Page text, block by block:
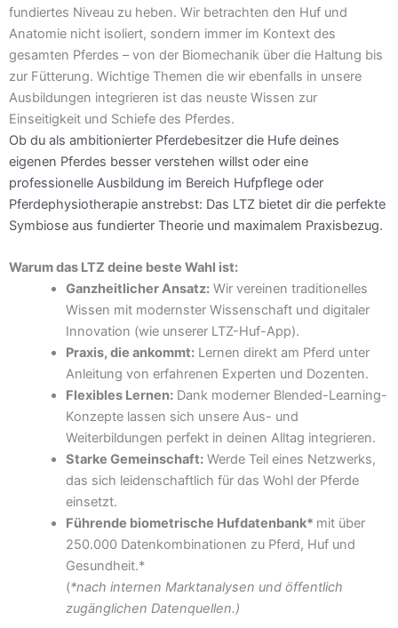
fundiertes Niveau zu heben. Wir betrachten den Huf und
Anatomie nicht isoliert, sondern immer im Kontext des
gesamten Pferdes – von der Biomechanik über die Haltung bis
zur Fütterung. Wichtige Themen die wir ebenfalls in unsere
Ausbildungen integrieren ist das neuste Wissen zur
Einseitigkeit und Schiefe des Pferdes.
Ob du als ambitionierter Pferdebesitzer die Hufe deines
eigenen Pferdes besser verstehen willst oder eine
professionelle Ausbildung im Bereich Hufpflege oder
Pferdephysiotherapie anstrebst: Das LTZ bietet dir die perfekte
Symbiose aus fundierter Theorie und maximalem Praxisbezug.
Warum das LTZ deine beste Wahl ist:
Ganzheitlicher Ansatz:Wir vereinen traditionelles
Wissen mit modernster Wissenschaft und digitaler
Innovation (wie unserer LTZ-Huf-App).
Praxis, die ankommt:Lernen direkt am Pferd unter
Anleitung von erfahrenen Experten und Dozenten.
Flexibles Lernen:Dank moderner Blended-Learning-
Konzepte lassen sich unsere Aus- und
Weiterbildungen perfekt in deinen Alltag integrieren.
Starke Gemeinschaft:Werde Teil eines Netzwerks,
das sich leidenschaftlich für das Wohl der Pferde
einsetzt.
Führende biometrische Hufdatenbank* mit über
250.000 Datenkombinationen zu Pferd, Huf und
Gesundheit.*
(*nach internen Marktanalysen und öffentlich
zugänglichen Datenquellen.)